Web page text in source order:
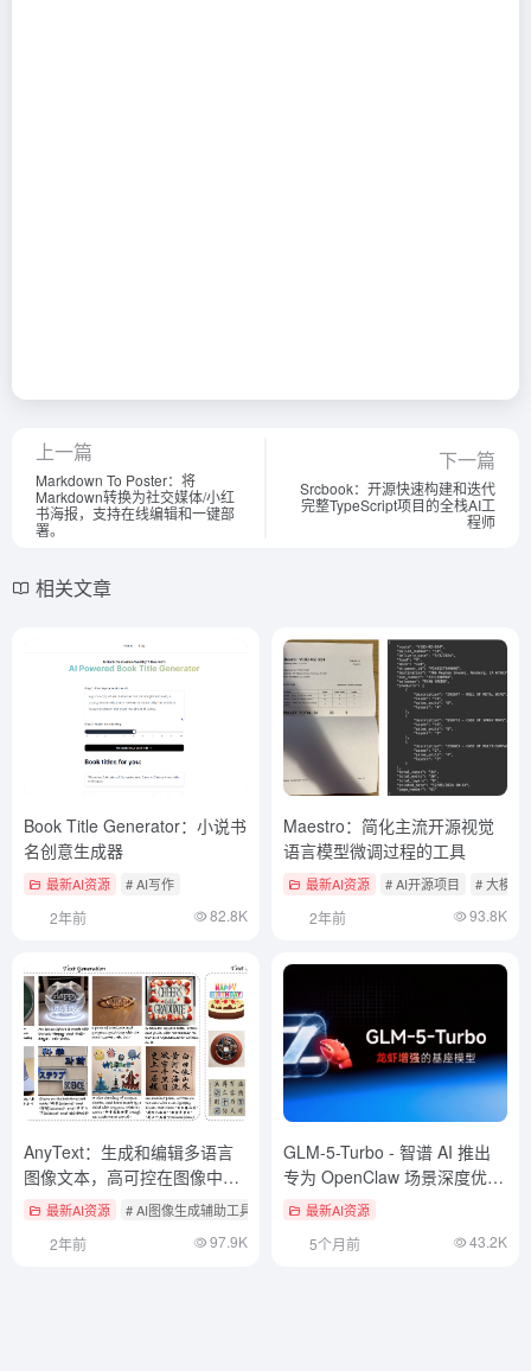
上一篇
Markdown To Poster：将
Markdown转换为社交媒体/小红
书海报，支持在线编辑和一键部
署。
下一篇
Srcbook：开源快速构建和迭代
完整TypeScript项目的全栈AI工
程师
相关文章
Book Title Generator：小说书
名创意生成器
最新AI资源 # AI写作
2年前 82.8K
Maestro：简化主流开源视觉
语言模型微调过程的工具
最新AI资源 # AI开源项目 # 大模型
2年前 93.8K
AnyText：生成和编辑多语言
图像文本，高可控在图像中生
成多行中文
最新AI资源 # AI图像生成辅助工具 # AI图像风格控制
2年前 97.9K
GLM-5-Turbo - 智谱 AI 推出
专为 OpenClaw 场景深度优化
的基座模型
最新AI资源
5个月前 43.2K